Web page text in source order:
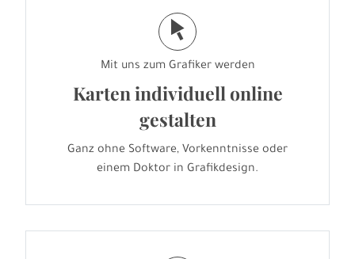
j
Mit uns zum Grafiker werden
Karten individuell online
gestalten
Ganz ohne Software, Vorkenntnisse oder
einem Doktor in Grafikdesign.